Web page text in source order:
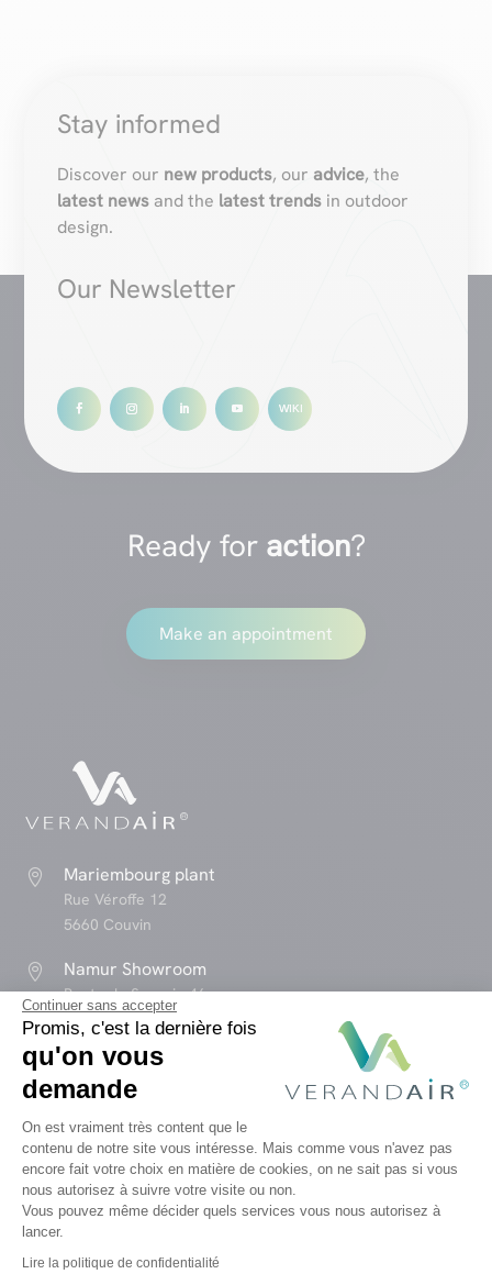
Continuer sans accepter
Promis, c'est la dernière fois
qu'on vous
demande
Plateforme de Gestion du
On est vraiment très content que le
contenu de notre site vous intéresse. Mais comme vous n'avez pas
encore fait votre choix en matière de cookies, on ne sait pas si vous
nous autorisez à suivre votre visite ou non.
Vous pouvez même décider quels services vous nous autorisez à
lancer.
Lire la politique de confidentialité
Axeptio consent
Stay informed
Discover our new products, our advice, the
latest news and the latest trends in outdoor
design.
Our Newsletter
Ready for action?
Make an appointment
 Mariembourg plant
Rue Véroffe 12
5660 Couvin
 Namur Showroom
Route de Saussin 46
B-5190 Spy
 Belgium
+32 (0) 81 13 93 39
 France
+33 (0) 3 10 93 04 45
VERANDAIR®